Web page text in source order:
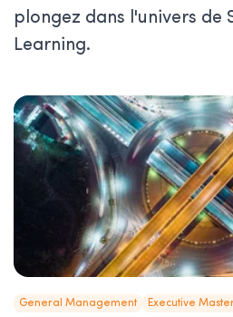
plongez dans l'univers de
Learning.
General Management Executive